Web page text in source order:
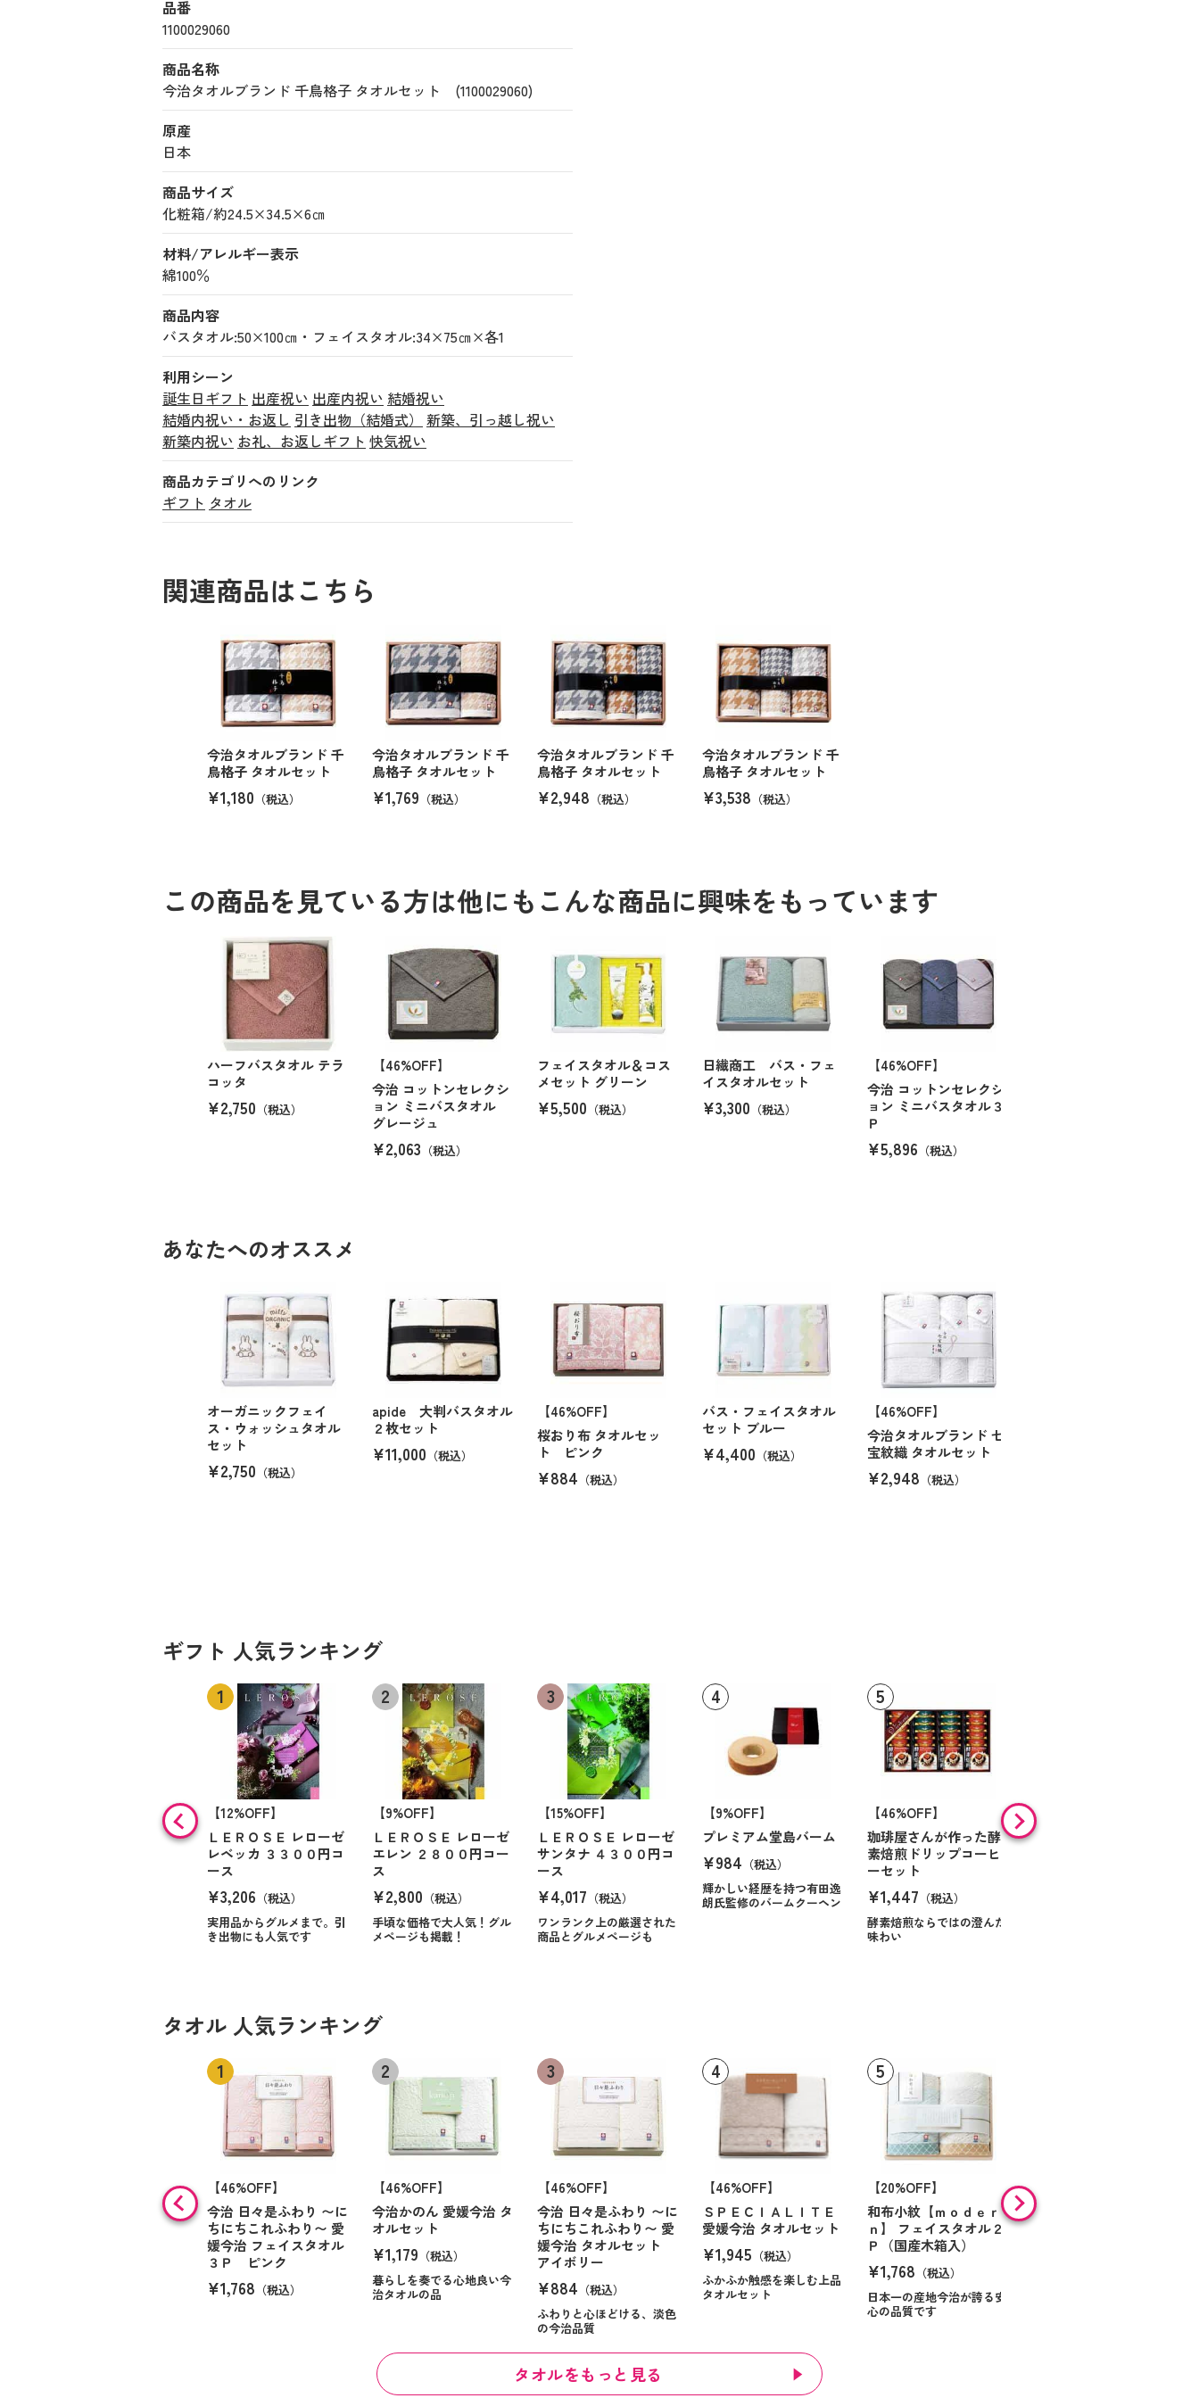
品番
1100029060
商品名称
今治タオルブランド 千鳥格子 タオルセット (1100029060)
原産
日本
商品サイズ
化粧箱/約24.5×34.5×6㎝
材料/アレルギー表示
綿100％
商品内容
バスタオル:50×100㎝・フェイスタオル:34×75㎝×各1
利用シーン
誕生日ギフト 出産祝い 出産内祝い 結婚祝い
結婚内祝い・お返し 引き出物（結婚式）
新築、引っ越し祝い
新築内祝い お礼、お返しギフト 快気祝い
商品カテゴリへのリンク
ギフト タオル
関連商品はこちら
今治タオルブランド 千
鳥格子 タオルセット
¥1,180 （税込）
今治タオルブランド 千
鳥格子 タオルセット
¥1,769 （税込）
今治タオルブランド 千
鳥格子 タオルセット
¥2,948 （税込）
今治タオルブランド 千
鳥格子 タオルセット
¥3,538 （税込）
この商品を見ている方は他にもこんな商品に興味をもっています
ハーフバスタオル テラ
コッタ
¥2,750 （税込）
【46%OFF】
今治 コットンセレクシ
ョン ミニバスタオル
グレージュ
¥2,063 （税込）
フェイスタオル＆コス
メセット グリーン
¥5,500 （税込）
日繊商工 バス・フェ
イスタオルセット
¥3,300 （税込）
【46%OFF】
今治 コットンセレクシ
ョン ミニバスタオル３
Ｐ
¥5,896 （税込）
あなたへのオススメ
オーガニックフェイ
ス・ウォッシュタオル
セット
¥2,750 （税込）
apide 大判バスタオル
２枚セット
¥11,000 （税込）
【46%OFF】
桜おり布 タオルセッ
ト ピンク
¥884 （税込）
バス・フェイスタオル
セット ブルー
¥4,400 （税込）
【46%OFF】
今治タオルブランド 七
宝紋織 タオルセット
¥2,948 （税込）
ギフト 人気ランキング
【12%OFF】
ＬＥＲＯＳＥ レローゼ
レベッカ ３３００円コ
ース
¥3,206 （税込）
実用品からグルメまで。引
き出物にも人気です
【9%OFF】
ＬＥＲＯＳＥ レローゼ
エレン ２８００円コー
ス
¥2,800 （税込）
手頃な価格で大人気！グル
メページも掲載！
【15%OFF】
ＬＥＲＯＳＥ レローゼ
サンタナ ４３００円コ
ース
¥4,017 （税込）
ワンランク上の厳選された
商品とグルメページも
【9%OFF】
プレミアム堂島バーム
¥984 （税込）
輝かしい経歴を持つ有田逸
朗氏監修のバームクーヘン
【46%OFF】
珈琲屋さんが作った酵
素焙煎ドリップコーヒ
ーセット
¥1,447 （税込）
酵素焙煎ならではの澄んだ
味わい
【9%OFF】
アラン・ド・パリ ショ
タオル 人気ランキング
【46%OFF】
今治 日々是ふわり 〜に
ちにちこれふわり〜 愛
媛今治 フェイスタオル
３Ｐ ピンク
¥1,768 （税込）
【46%OFF】
今治かのん 愛媛今治 タ
オルセット
¥1,179 （税込）
暮らしを奏でる心地良い今
治タオルの品
【46%OFF】
今治 日々是ふわり 〜に
ちにちこれふわり〜 愛
媛今治 タオルセット
アイボリー
¥884 （税込）
ふわりと心ほどける、淡色
の今治品質
【46%OFF】
ＳＰＥＣＩＡＬＩＴＥ
愛媛今治 タオルセット
¥1,945 （税込）
ふかふか触感を楽しむ上品
タオルセット
【20%OFF】
和布小紋【ｍｏｄｅｒ
ｎ】 フェイスタオル２
Ｐ（国産木箱入）
¥1,768 （税込）
日本一の産地今治が誇る安
心の品質です
¥1,320
タオルをもっと見る